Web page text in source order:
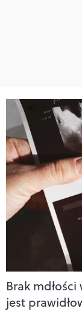
Brak
jest